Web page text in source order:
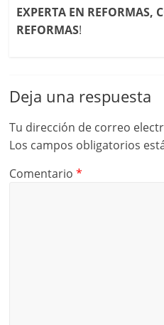
EXPERTA EN REFORMAS,
REFORMAS!
Deja una respuesta
Tu dirección de correo
Los campos obligatorios
Comentario*